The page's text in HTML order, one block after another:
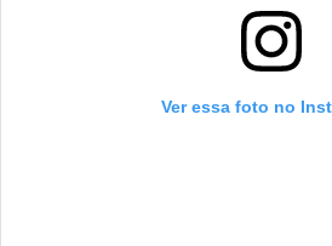
Ver essa foto no